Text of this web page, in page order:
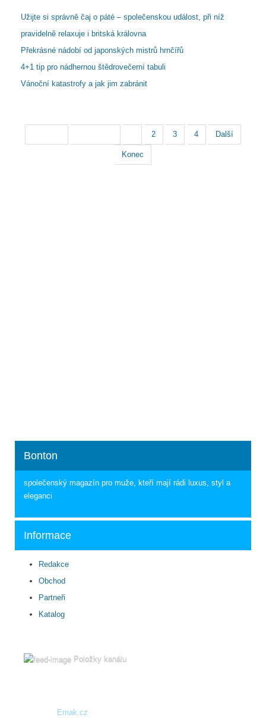
Užijte si správně čaj o páté – společenskou událost, při níž
pravidelně relaxuje i britská královna
Překrásné nádobí od japonských mistrů hrnčířů
4+1 tip pro nádhernou štědrovečerní tabuli
Vánoční katastrofy a jak jim zabránit
2 3 4 Další
Konec
Bonton
společenský magazín pro muže, kteří mají rádi luxus, styl a
eleganci
Informace
Redakce
Obchod
Partneři
Katalog
Položky kanálu
Emak.cz